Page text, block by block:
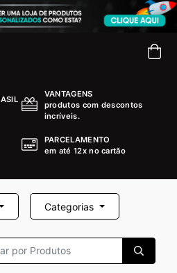
VANTAGENS
produtos com descontos
incríveis.
PARCELAMENTO
em até 12x no cartão
Categorias